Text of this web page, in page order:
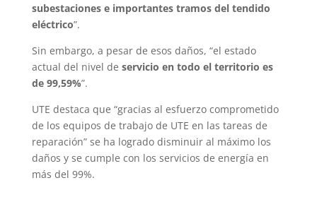
subestaciones e importantes tramos del tendido
eléctrico”.
Sin embargo, a pesar de esos daños, “el estado
actual del nivel de servicio en todo el territorio es
de 99,59%”.
UTE destaca que “gracias al esfuerzo comprometido
de los equipos de trabajo de UTE en las tareas de
reparación” se ha logrado disminuir al máximo los
daños y se cumple con los servicios de energía en
más del 99%.